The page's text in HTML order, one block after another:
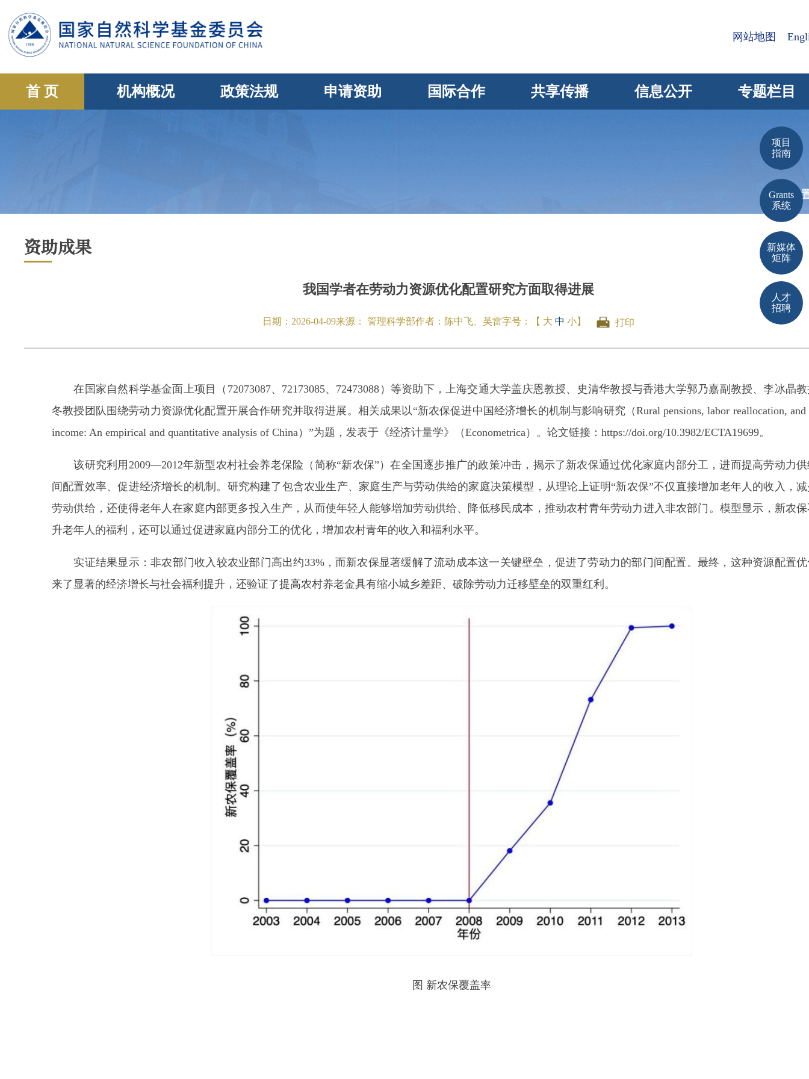
网站地图
首 页 机构概况 政策法规 申请资助 国际合作 共享传播 信息公开 专题栏目
当前位
资助成果
我国学者在劳动力资源优化配置研究方面取得进展
日期： 2026-04-09来源： 管理科学部作者： 陈中飞、吴雷字号：【 大 中 小】 打印
在国家自然科学基金面上项目（72073087、72173085、72473088）等资助下，上海交通大学盖庆恩教授、史清华教授与香港大学郭乃嘉副教授、李冰晶
冬教授团队围绕劳动力资源优化配置开展合作研究并取得进展。相关成果以“新农保促进中国经济增长的机制与影响研究（Rural pensions, labor reallocation, and
income: An empirical and quantitative analysis of China）”为题，发表于《经济计量学》（Econometrica）。论文链接：https://doi.org/10.3982/ECTA19699。
该研究利用2009—2012年新型农村社会养老保险（简称“新农保”）在全国逐步推广的政策冲击，揭示了新农保通过优化家庭内部分工，进而提高劳动力
间配置效率、促进经济增长的机制。研究构建了包含农业生产、家庭生产与劳动供给的家庭决策模型，从理论上证明“新农保”不仅直接增加老年人的收入，
劳动供给，还使得老年人在家庭内部更多投入生产，从而使年轻人能够增加劳动供给、降低移民成本，推动农村青年劳动力进入非农部门。模型显示，新农
升老年人的福利，还可以通过促进家庭内部分工的优化，增加农村青年的收入和福利水平。
实证结果显示：非农部门收入较农业部门高出约33%，而新农保显著缓解了流动成本这一关键壁垒，促进了劳动力的部门间配置。最终，这种资源配置
来了显著的经济增长与社会福利提升，还验证了提高农村养老金具有缩小城乡差距、破除劳动力迁移壁垒的双重红利。
图 新农保覆盖率
项目
指南
Grants
系统
新媒体
矩阵
人才
招聘